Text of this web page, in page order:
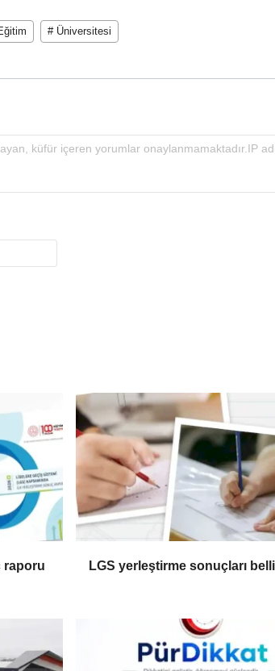
# Üniversitesi
raporu
LGS yerleştirme sonuçları